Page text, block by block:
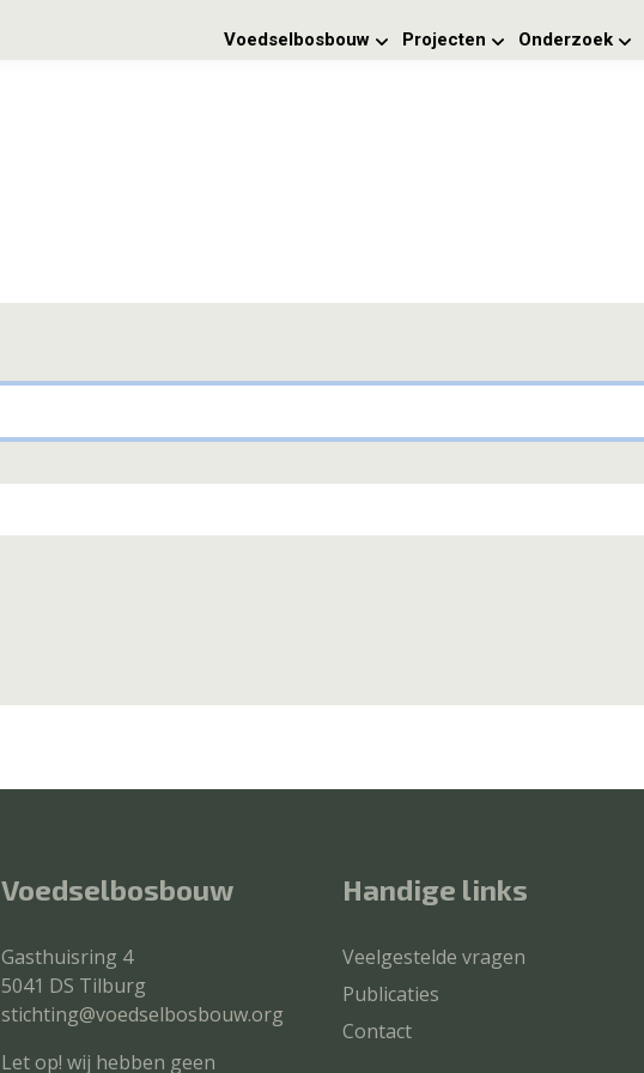
Voedselbosbouw Projecten Onderzoek
Voedselbosbouw
Gasthuisring 4
5041 DS Tilburg
stichting@voedselbosbouw.org
Let op! wij hebben geen
Handige links
Veelgestelde vragen
Publicaties
Contact